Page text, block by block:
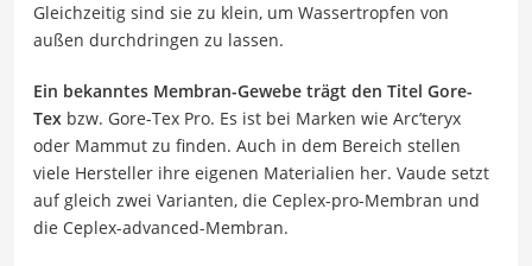
Gleichzeitig sind sie zu klein, um Wassertropfen von
außen durchdringen zu lassen.
Ein bekanntes Membran-Gewebe trägt den Titel Gore-
Tex bzw. Gore-Tex Pro. Es ist bei Marken wie Arc’teryx
oder Mammut zu finden. Auch in dem Bereich stellen
viele Hersteller ihre eigenen Materialien her. Vaude setzt
auf gleich zwei Varianten, die Ceplex-pro-Membran und
die Ceplex-advanced-Membran.